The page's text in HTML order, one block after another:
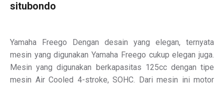
situbondo
Yamaha Freego Dengan desain yang elegan, ternyata
mesin yang digunakan Yamaha Freego cukup elegan juga.
Mesin yang digunakan berkapasitas 125cc dengan tipe
mesin Air Cooled 4-stroke, SOHC. Dari mesin ini motor